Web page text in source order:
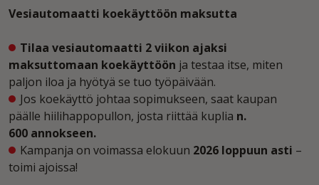
Vesiautomaatti koekäyttöön maksutta
Tilaa vesiautomaatti 2 viikon ajaksi
maksuttomaan koekäyttöön ja testaa itse, miten
paljon iloa ja hyötyä se tuo työpäivään.
Jos koekäyttö johtaa sopimukseen, saat kaupan
päälle hiilihappopullon, josta riittää kuplia n.
600 annokseen.
Kampanja on voimassa elokuun 2026 loppuun asti –
toimi ajoissa!